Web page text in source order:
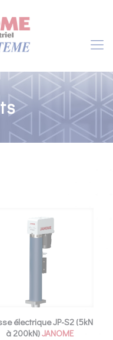
électrique JP-S2 (5kN
à 200kN)JANOME